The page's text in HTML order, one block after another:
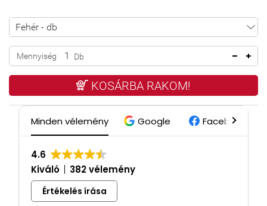
Mennyiség Db
KOSÁRBA RAKOM!
Minden vélemény Google Facebook
4.6
Kiváló
382 vélemény
Értékelés írása